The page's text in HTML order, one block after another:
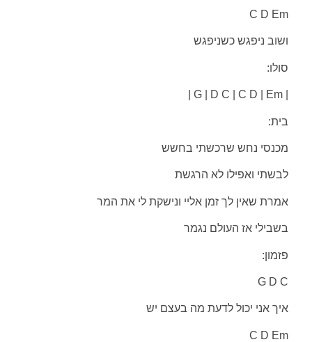
C D Em
ושוב ניפגש כשניפגש
סולו:
בית:
מכנסי נחש שרכשתי בחשש
לבשתי ואפילו לא הרגשת
אמרת שאין לך זמן אליי ונישקת לי את המר
בשבילי אז העולם נגמר
פזמון:
G D C
איך אני יכול לדעת מה בעצם יש
C D Em